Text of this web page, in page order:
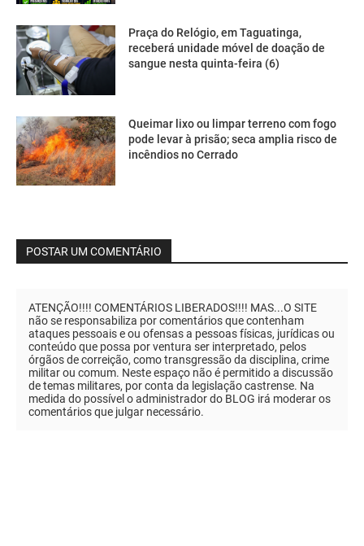
Praça do Relógio, em Taguatinga,
receberá unidade móvel de doação de
sangue nesta quinta-feira (6)
Queimar lixo ou limpar terreno com fogo
pode levar à prisão; seca amplia risco de
incêndios no Cerrado
POSTAR UM COMENTÁRIO
ATENÇÃO!!!! COMENTÁRIOS LIBERADOS!!!! MAS...O SITE
não se responsabiliza por comentários que contenham
ataques pessoais e ou ofensas a pessoas físicas, jurídicas ou
conteúdo que possa por ventura ser interpretado, pelos
órgãos de correição, como transgressão da disciplina, crime
militar ou comum. Neste espaço não é permitido a discussão
de temas militares, por conta da legislação castrense. Na
medida do possível o administrador do BLOG irá moderar os
comentários que julgar necessário.